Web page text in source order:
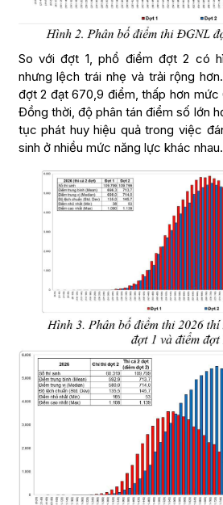
So với đợt 1, phổ điểm đợt 2 có
nhưng lệch trái nhẹ và trải rộng
đợt 2 đạt 670,9 điểm, thấp hơn mức
Đồng thời, độ phân tán điểm số lớn
tục phát huy hiệu quả trong việc
sinh ở nhiều mức năng lực khác nhau.